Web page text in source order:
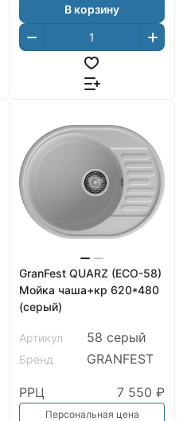
В корзину
GranFest QUARZ (ECO-58)
Мойка чаша+кр 620*480
(серый)
Артикул 58 серый
Бренд GRANFEST
РРЦ 7 550 ₽
Персональная цена